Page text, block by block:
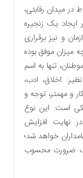
در میدان رقابتی،
ایجاد یک زنجیره
و نیز برقراری
میزان موفق بوده
تنها به اسم
اخلاق، ادب،
و مهمتر، توجه و
است. این نوع
نهایت افزایش
خواهد شد؛
ضرورت محسوب